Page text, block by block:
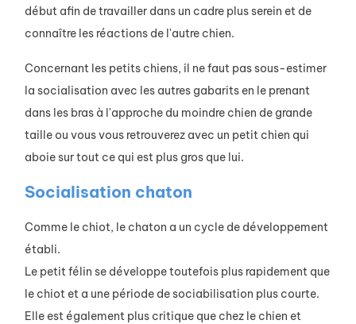
début afin de travailler dans un cadre plus serein et de
connaître les réactions de l'autre chien.
Concernant les petits chiens, il ne faut pas sous-estimer
la socialisation avec les autres gabarits en le prenant
dans les bras à l'approche du moindre chien de grande
taille ou vous vous retrouverez avec un petit chien qui
aboie sur tout ce qui est plus gros que lui.
Socialisation chaton
Comme le chiot, le chaton a un cycle de développement
établi.
Le petit félin se développe toutefois plus rapidement que
le chiot et a une période de sociabilisation plus courte.
Elle est également plus critique que chez le chien et